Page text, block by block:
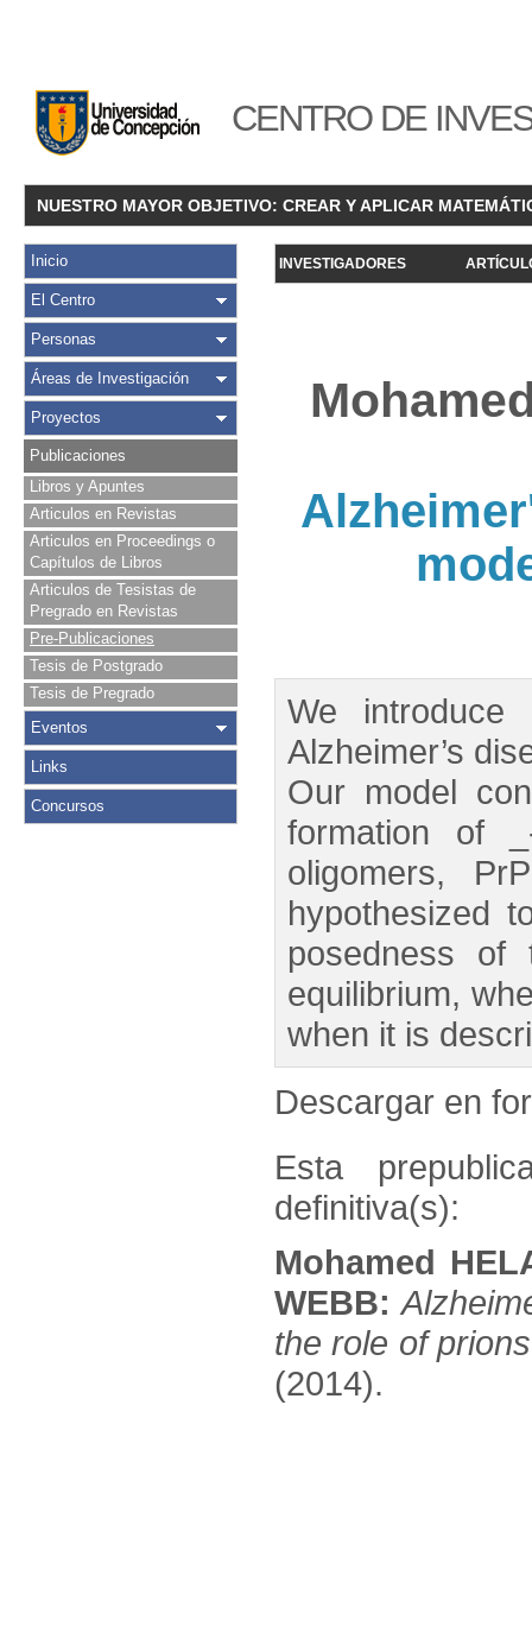
CENTRO DE
NUESTRO MAYOR OBJETIVO: CREAR Y APLICAR
Inicio
El Centro
Personas
Áreas de Investigación
Proyectos
Publicaciones
Libros y Apuntes
Articulos en Revistas
Articulos en Proceedings o
Capítulos de Libros
Articulos de Tesistas de
Pregrado en Revistas
Pre-Publicaciones
Tesis de Postgrado
Tesis de Pregrado
Eventos
Links
Concursos
INVESTIGADORES
We
Alzheimer’s
Our model
formation of
oligomers,
hypothesized
posedness of
equilibrium,
when it is
Descargar en
Esta
definitiva(s):
Mohamed
WEBB:
the role of prions
(2014).